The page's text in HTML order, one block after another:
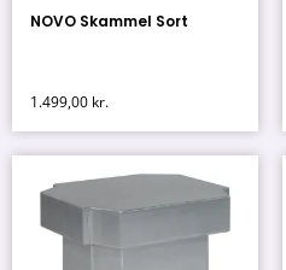
NOVO Skammel Sort
1.499,00 kr.